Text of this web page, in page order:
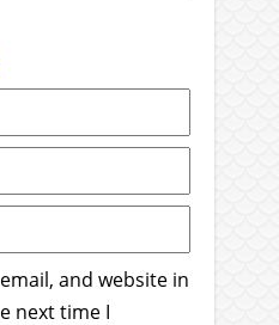
and website in
next time I